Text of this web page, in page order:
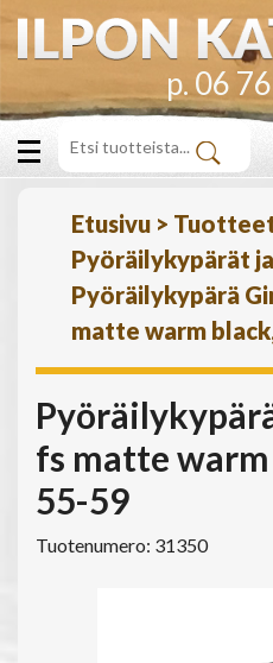
p. 06
Etusivu >
Pyöräilykypärät
Pyöräilykypärä
matte warm
fs matte
55-59
Tuotenumero: 31350